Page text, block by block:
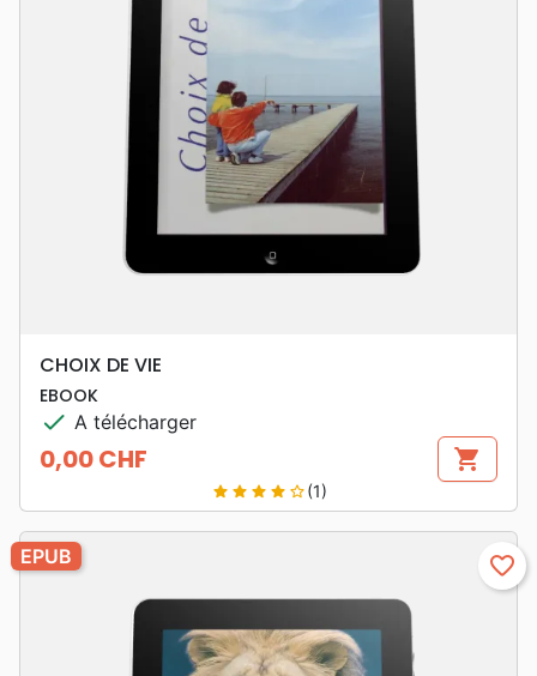
CHOIX DE VIE
EBOOK
check A télécharger
Prix
0,00 CHF shopping_cart
star star star star star_border(1)
EPUB favorite_border